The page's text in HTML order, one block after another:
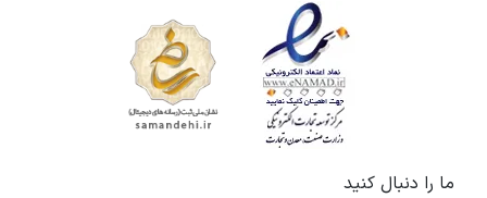
ما را دنبال کنید